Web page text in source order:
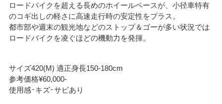
ロードバイクを超える長めのホイールベースが、小径車特有
のコギ出しの軽さに高速走行時の安定性をプラス。
都市部や週末の観光地などのストップ＆ゴーが多い状況では
ロードバイクを凌ぐほどの機動力を発揮。
サイズ420(M) 適正身長150-180cm
参考価格¥60,000-
使用感･キズ･サビあり